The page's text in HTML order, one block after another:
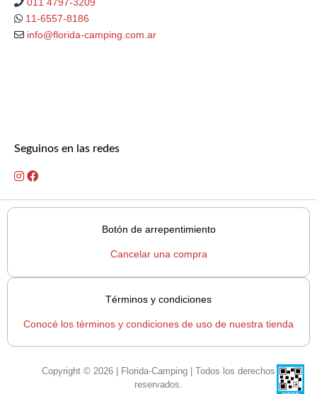
11-6557-8186
info@florida-camping.com.ar
Seguinos en las redes
Botón de arrepentimiento
Cancelar una compra
Términos y condiciones
Conocé los términos y condiciones de uso de nuestra tienda
Copyright © 2026 | Florida-Camping | Todos los derechos
reservados.